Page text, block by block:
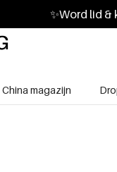
✨Word lid &
China magazijn